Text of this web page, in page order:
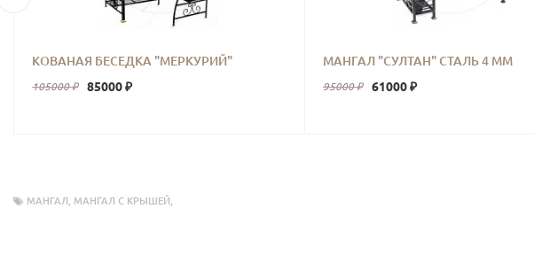
КОВАНАЯ БЕСЕДКА "МЕРКУРИЙ"
105000 ₽ 85000 ₽
МАНГАЛ "СУЛТАН" СТАЛЬ 4 ММ
95000 ₽ 61000 ₽
МАНГАЛ МАНГАЛ С КРЫШЕЙ